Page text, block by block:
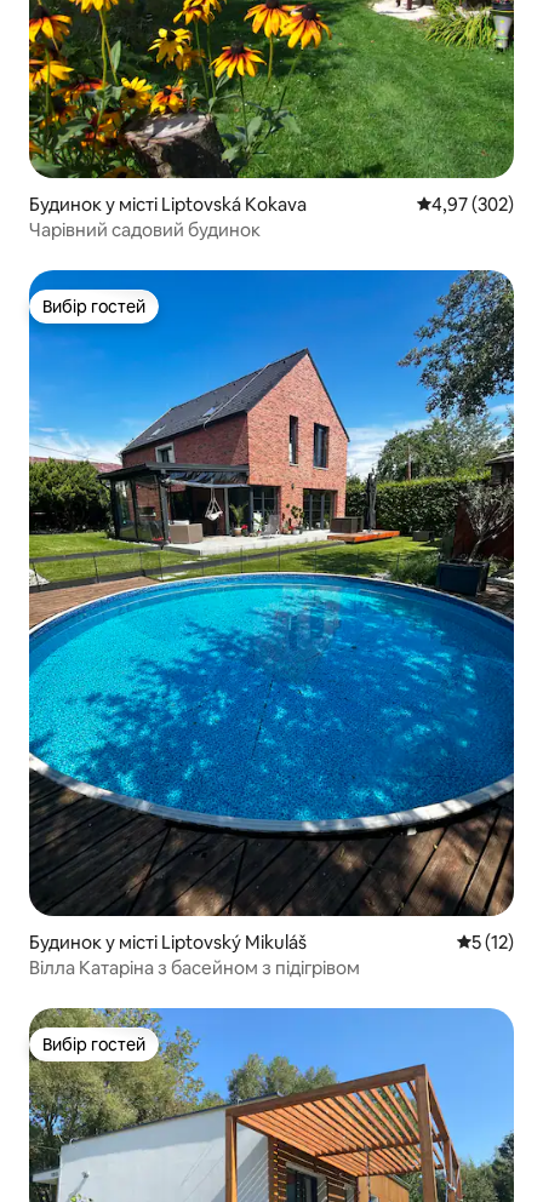
Будинок у місті Liptovská Kokava Середня
4,97 (302)
Чарівний садовий будинок
Вибір гостей
Вибір гостей
Будинок у місті Liptovský Mikuláš Середня
5 (12)
Вілла Катаріна з басейном з підігрівом
Вибір гостей
Вибір гостей